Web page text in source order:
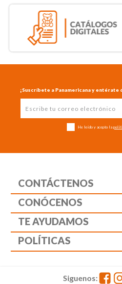
¡Suscríbete a Panamericana y
He leído y acepto la
CONTÁCTENOS
CONÓCENOS
TE AYUDAMOS
POLÍTICAS
Siguenos: